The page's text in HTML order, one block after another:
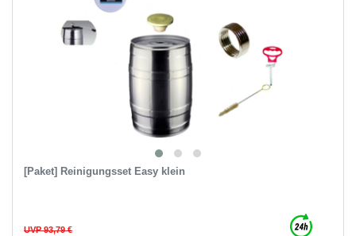
[Paket] Reinigungsset Easy klein
UVP 93,79 €